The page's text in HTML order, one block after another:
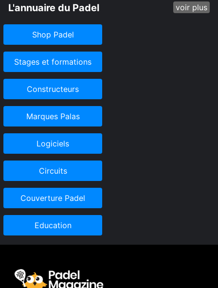
L'annuaire du Padel voir plus
Shop Padel
Stages et formations
Constructeurs
Marques Palas
Logiciels
Circuits
Couverture Padel
Education